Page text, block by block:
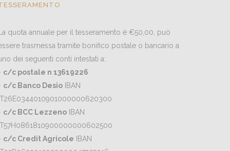
La quota annuale per il tesseramento è €50,00, può
trasmessa tramite bonifico postale o bancario a
dei seguenti conti intestati a:
c/c postale n 13619226
c/c Banco DesioIBAN
IT26E0344010901000000620300
c/c BCC LezzenoIBAN
IT57H0861810900000000602500
c/c Credit Agricole IBAN